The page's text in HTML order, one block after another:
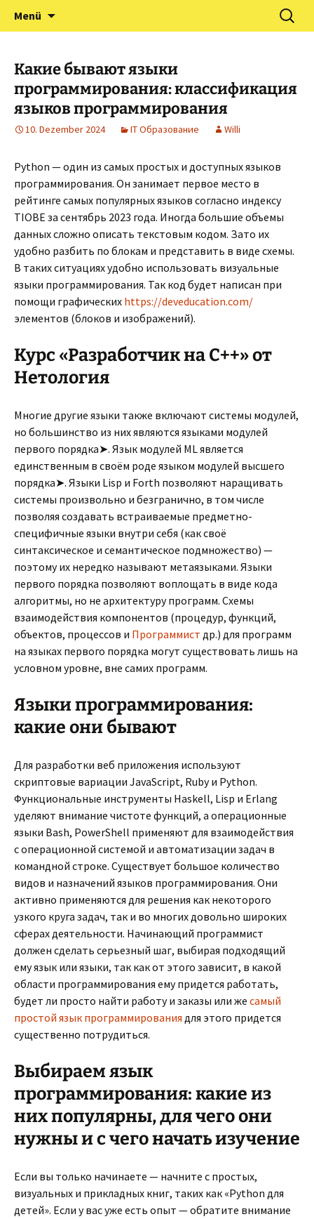
Förderverein Kindergarten
und Grundschule
Neuershausen
Menü
Suchen
nach:
Какие бывают языки
программирования: классификация
языков программирования
10. Dezember 2024 IT Образование Willi
Python — один из самых простых и доступных языков
программирования. Он занимает первое место в
рейтинге самых популярных языков согласно индексу
TIOBE за сентябрь 2023 года. Иногда большие объемы
данных сложно описать текстовым кодом. Зато их
удобно разбить по блокам и представить в виде схемы.
В таких ситуациях удобно использовать визуальные
языки программирования. Так код будет написан при
помощи графических https://deveducation.com/
элементов (блоков и изображений).
Курс «Разработчик на C++» от
Нетология
Многие другие языки также включают системы модулей,
но большинство из них являются языками модулей
первого порядка➤. Язык модулей ML является
единственным в своём роде языком модулей высшего
порядка➤. Языки Lisp и Forth позволяют наращивать
системы произвольно и безгранично, в том числе
позволяя создавать встраиваемые предметно-
специфичные языки внутри себя (как своё
синтаксическое и семантическое подмножество) —
поэтому их нередко называют метаязыками. Языки
первого порядка позволяют воплощать в виде кода
алгоритмы, но не архитектуру программ. Схемы
взаимодействия компонентов (процедур, функций,
объектов, процессов и Программист др.) для программ
на языках первого порядка могут существовать лишь на
условном уровне, вне самих программ.
Языки программирования:
какие они бывают
Для разработки веб приложения используют
скриптовые вариации JavaScript, Ruby и Python.
Функциональные инструменты Haskell, Lisp и Erlang
уделяют внимание чистоте функций, а операционные
языки Bash, PowerShell применяют для взаимодействия
с операционной системой и автоматизации задач в
командной строке. Существует большое количество
видов и назначений языков программирования. Они
активно применяются для решения как некоторого
узкого круга задач, так и во многих довольно широких
сферах деятельности. Начинающий программист
должен сделать серьезный шаг, выбирая подходящий
ему язык или языки, так как от этого зависит, в какой
области программирования ему придется работать,
будет ли просто найти работу и заказы или же самый
простой язык программирования для этого придется
существенно потрудиться.
Выбираем язык
программирования: какие из
них популярны, для чего они
нужны и с чего начать изучение
Если вы только начинаете — начните с простых,
визуальных и прикладных книг, таких как «Python для
детей». Если у вас уже есть опыт — обратите внимание